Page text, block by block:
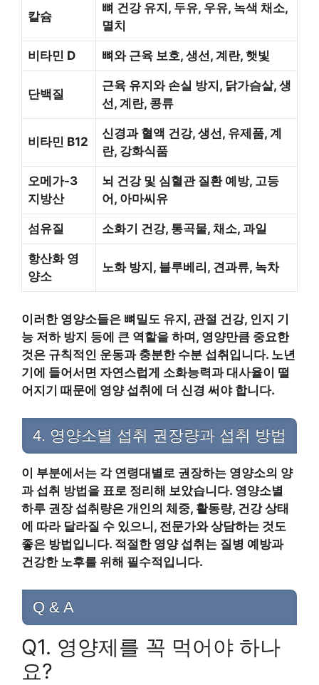
칼슘
뼈 건강 유지, 두유, 우유, 녹색 채소,
멸치
비타민 D 뼈와 근육 보호, 생선, 계란, 햇빛
단백질
근육 유지와 손실 방지, 닭가슴살, 생
선, 계란, 콩류
비타민 B12
신경과 혈액 건강, 생선, 유제품, 계
란, 강화식품
오메가-3
지방산
뇌 건강 및 심혈관 질환 예방, 고등
어, 아마씨유
섬유질 소화기 건강, 통곡물, 채소, 과일
항산화 영
양소
노화 방지, 블루베리, 견과류, 녹차
이러한 영양소들은 뼈밀도 유지, 관절 건강, 인지 기
능 저하 방지 등에 큰 역할을 하며, 영양만큼 중요한
것은 규칙적인 운동과 충분한 수분 섭취입니다. 노년
기에 들어서면 자연스럽게 소화능력과 대사율이 떨
어지기 때문에 영양 섭취에 더 신경 써야 합니다.
4. 영양소별 섭취 권장량과 섭취 방법
이 부분에서는 각 연령대별로 권장하는 영양소의 양
과 섭취 방법을 표로 정리해 보았습니다. 영양소별
하루 권장 섭취량은 개인의 체중, 활동량, 건강 상태
에 따라 달라질 수 있으니, 전문가와 상담하는 것도
좋은 방법입니다. 적절한 영양 섭취는 질병 예방과
건강한 노후를 위해 필수적입니다.
Q & A
Q1. 영양제를 꼭 먹어야 하나
요?